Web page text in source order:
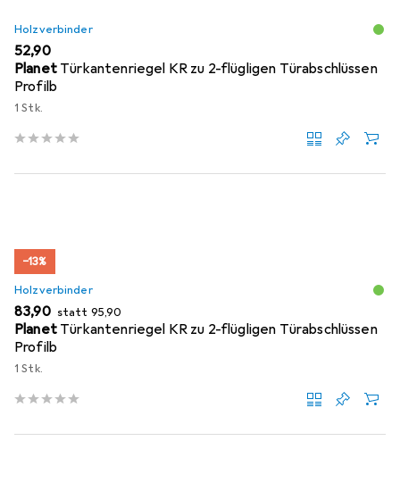
Holzverbinder
EUR
52,90
Planet Türkantenriegel KR zu 2-flügligen Türabschlüssen
Profilb
1 Stk.
−13%
Holzverbinder
EUR
83,90 statt EUR
95,90
Planet Türkantenriegel KR zu 2-flügligen Türabschlüssen
Profilb
1 Stk.